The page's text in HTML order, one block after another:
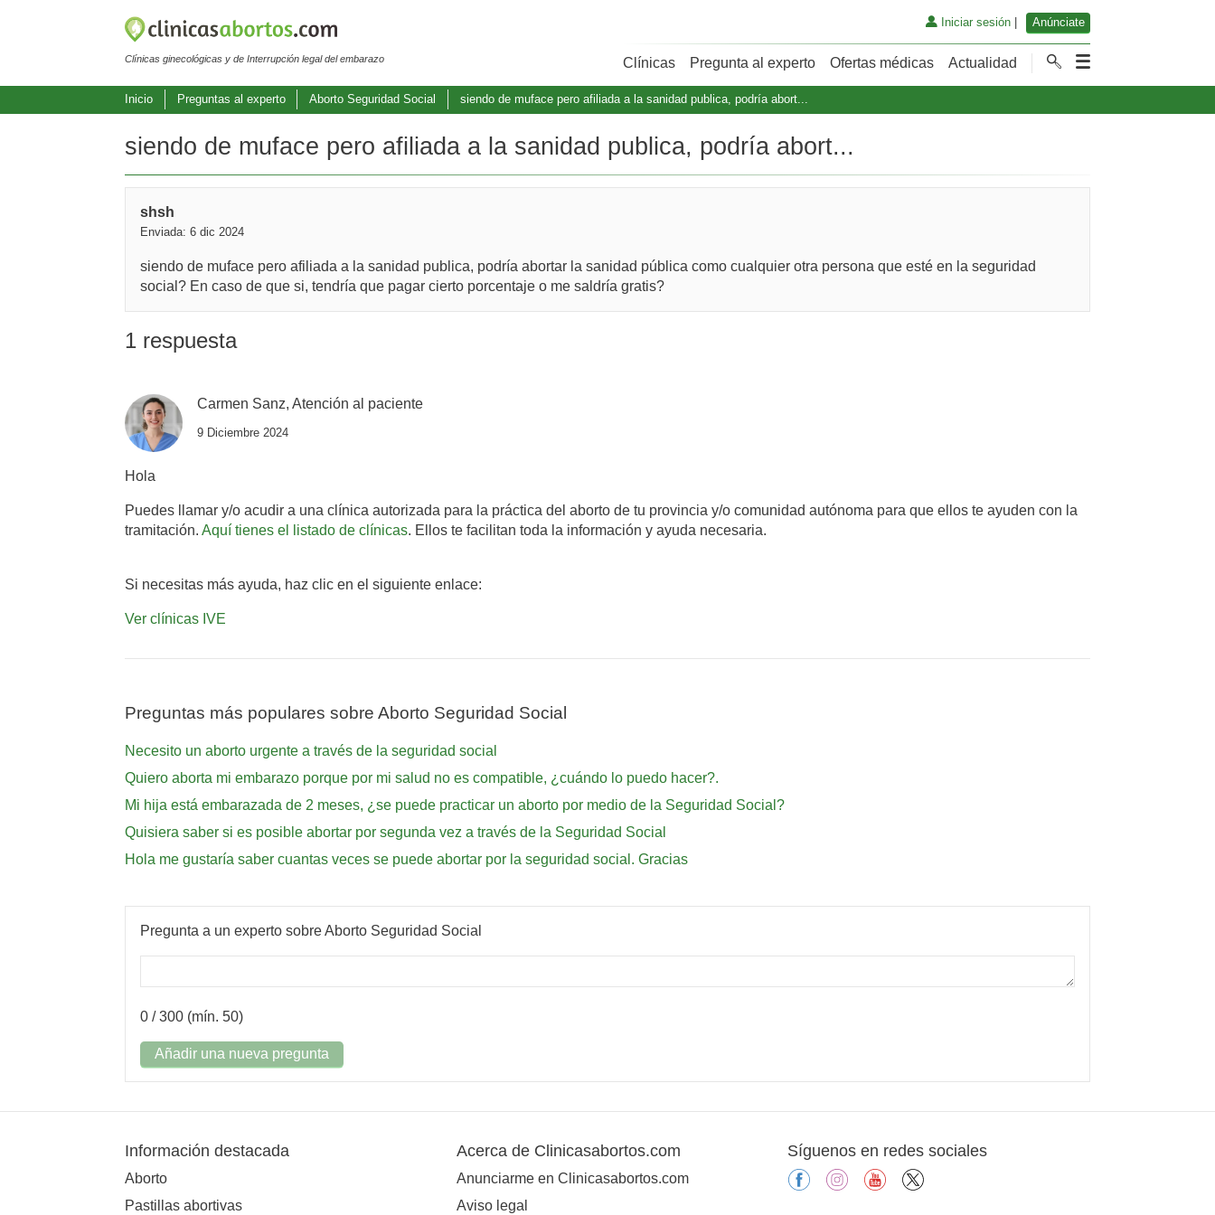
Clínicas ginecológicas y de Interrupción legal del embarazo
Iniciar sesión| Anúnciate
Clínicas Pregunta al experto Ofertas médicas Actualidad
Inicio Preguntas al experto Aborto Seguridad Social siendo de muface pero afiliada a la sanidad publica, podría abort...
siendo de muface pero afiliada a la sanidad publica, podría abort...
shsh
Enviada: 6 dic 2024
siendo de muface pero afiliada a la sanidad publica, podría abortar la sanidad pública como cualquier otra persona que esté en la seguridad
social? En caso de que si, tendría que pagar cierto porcentaje o me saldría gratis?
1 respuesta
Carmen Sanz, Atención al paciente
9 Diciembre 2024
Hola
Puedes llamar y/o acudir a una clínica autorizada para la práctica del aborto de tu provincia y/o comunidad autónoma para que ellos te ayuden con la
tramitación. Aquí tienes el listado de clínicas. Ellos te facilitan toda la información y ayuda necesaria.
Si necesitas más ayuda, haz clic en el siguiente enlace:
Ver clínicas IVE
Preguntas más populares sobre Aborto Seguridad Social
Necesito un aborto urgente a través de la seguridad social
Quiero aborta mi embarazo porque por mi salud no es compatible, ¿cuándo lo puedo hacer?.
Mi hija está embarazada de 2 meses, ¿se puede practicar un aborto por medio de la Seguridad Social?
Quisiera saber si es posible abortar por segunda vez a través de la Seguridad Social
Hola me gustaría saber cuantas veces se puede abortar por la seguridad social. Gracias
Pregunta a un experto sobre Aborto Seguridad Social
0 / 300 (mín. 50)
Añadir una nueva pregunta
Información destacada
Aborto
Pastillas abortivas
Acerca de Clinicasabortos.com
Anunciarme en Clinicasabortos.com
Aviso legal
Síguenos en redes sociales
facebookinstagramyoutube